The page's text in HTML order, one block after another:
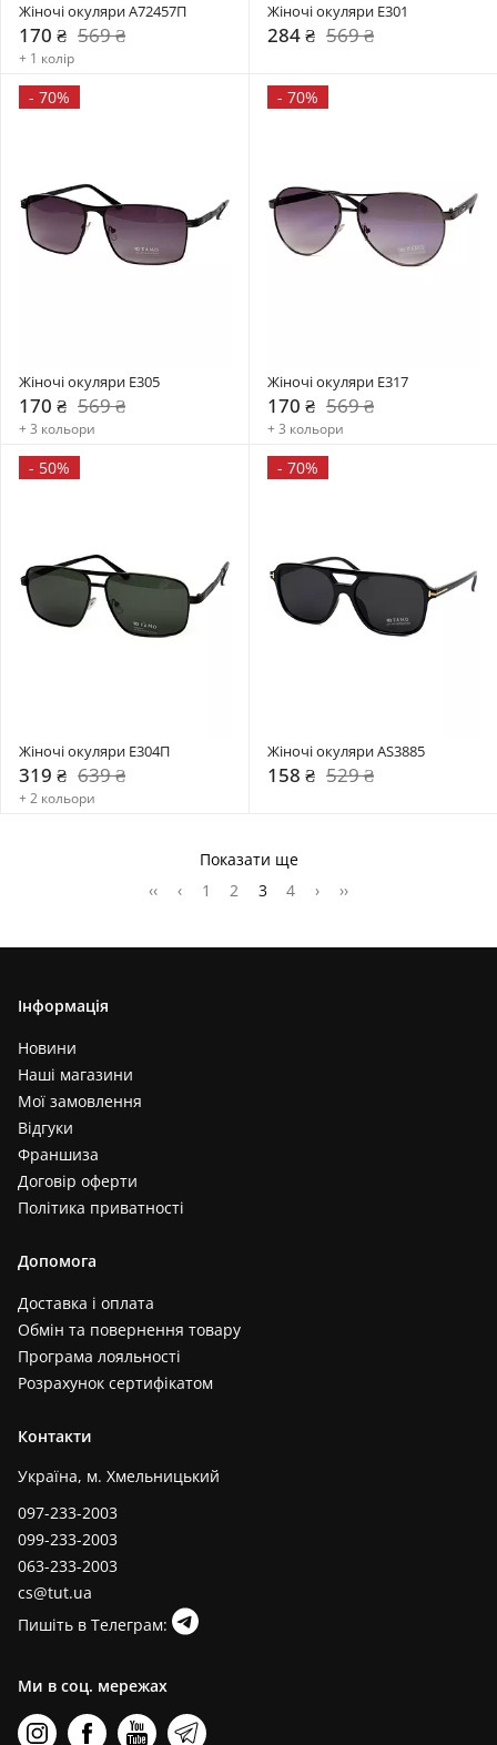
Жіночі окуляри А72457П
170 ₴ 569 ₴
+ 1 колір
Жіночі окуляри E301
284 ₴ 569 ₴
- 70%
Жіночі окуляри E305
170 ₴ 569 ₴
+ 3 кольори
- 70%
Жіночі окуляри E317
170 ₴ 569 ₴
+ 3 кольори
- 50%
Жіночі окуляри E304П
319 ₴ 639 ₴
+ 2 кольори
- 70%
Жіночі окуляри AS3885
158 ₴ 529 ₴
Показати ще
‹‹
‹ 1 2 3 4 › ››
Інформація
Новини
Наші магазини
Мої замовлення
Відгуки
Франшиза
Договір оферти
Політика приватності
Допомога
Доставка і оплата
Обмін та повернення товару
Програма лояльності
Розрахунок сертифікатом
Контакти
Україна, м. Хмельницький
097-233-2003
099-233-2003
063-233-2003
cs@tut.ua
Пишіть в Телеграм:
Ми в соц. мережах